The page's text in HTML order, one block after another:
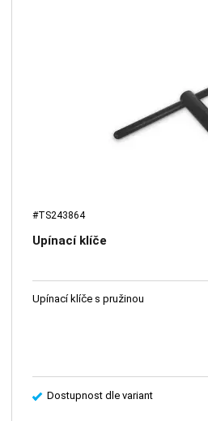
#TS243864
Upínací klíče
Upínací klíče s pružinou
Dostupnost dle variant